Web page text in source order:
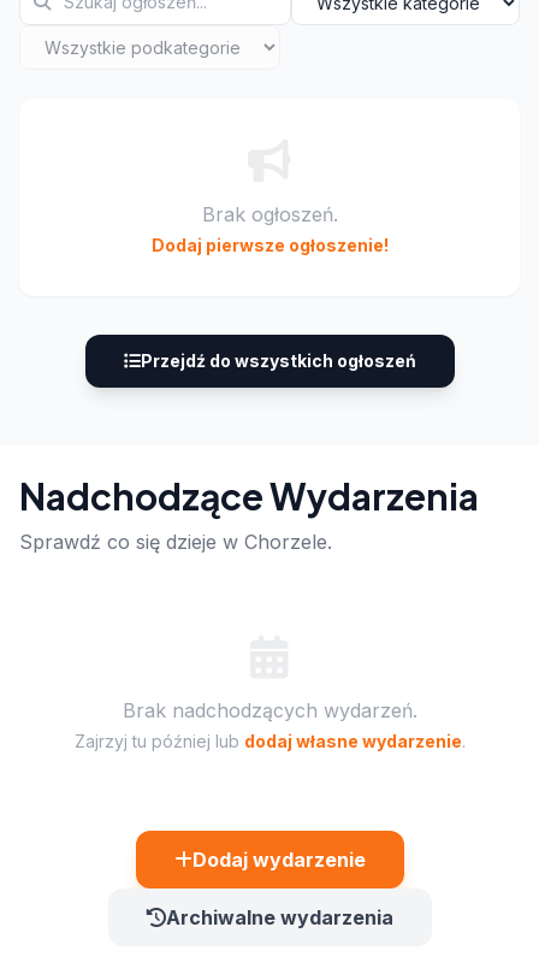
Brak ogłoszeń.
Dodaj pierwsze ogłoszenie!
Przejdź do wszystkich ogłoszeń
Nadchodzące Wydarzenia
Sprawdź co się dzieje w Chorzele.
Brak nadchodzących wydarzeń.
Zajrzyj tu później lub dodaj własne wydarzenie.
Dodaj wydarzenie
Archiwalne wydarzenia